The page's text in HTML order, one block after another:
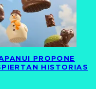
PROPONE
HISTORIAS